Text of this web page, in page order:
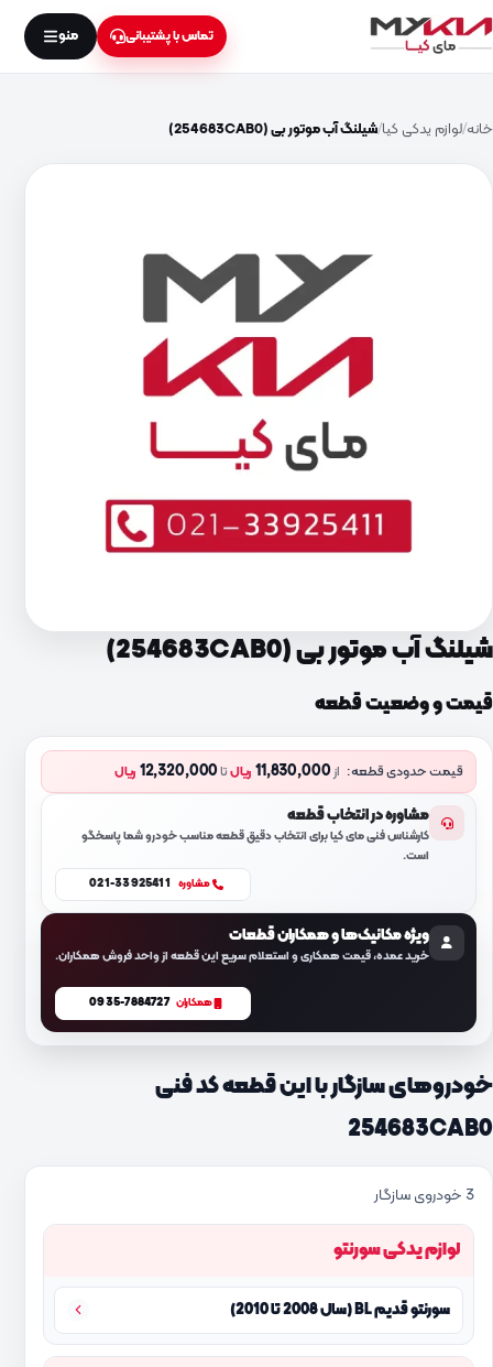
تماس با پشتیبانی منو
خانه لوازم یدکی کیا شیلنگ آب موتور بی (254683CAB0)
شیلنگ آب موتور بی (254683CAB0)
قیمت و وضعیت قطعه
قیمت حدودی قطعه: از11,830,000 ریالتا12,320,000 ریال
مشاوره در انتخاب قطعه
کارشناس فنی مای کیا برای انتخاب دقیق قطعه مناسب خودرو شما پاسخگو
است.
مشاوره 021-33925411
ویژه مکانیک‌ها و همکاران قطعات
خرید عمده، قیمت همکاری و استعلام سریع این قطعه از واحد فروش همکاران.
همکاران 0935-7884727
خودروهای سازگار با این قطعه کد فنی
254683CAB0
3 خودروی سازگار
لوازم یدکی سورنتو
سورنتو قدیم BL (سال 2008 تا 2010)